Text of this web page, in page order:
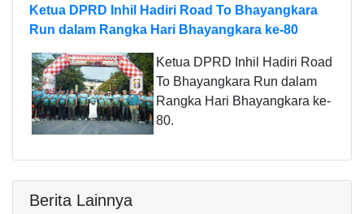
Ketua DPRD Inhil Hadiri Road To Bhayangkara
Run dalam Rangka Hari Bhayangkara ke-80
Ketua DPRD Inhil Hadiri Road
To Bhayangkara Run dalam
Rangka Hari Bhayangkara ke-
80.
Berita Lainnya